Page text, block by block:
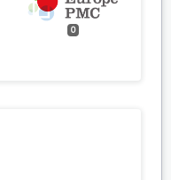
0